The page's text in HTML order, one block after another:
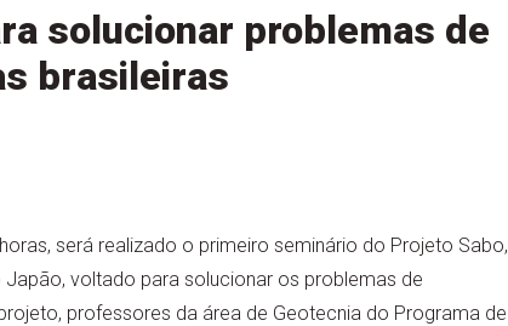
solucionar problemas de
brasileiras
será realizado o primeiro seminário do Projeto Sabo,
voltado para solucionar os problemas de
professores da área de Geotecnia do Programa de